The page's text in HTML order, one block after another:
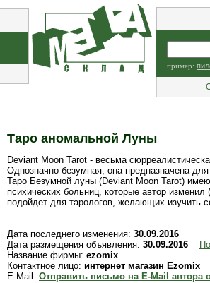
пример:
Таро аномальной Луны
Deviant Moon Tarot - весьма
Однозначно безумная, она предназначена
Таро Безумной луны (Deviant Moon Tarot)
психических больниц, которые автор
подойдет для тарологов, желающих изучить
Дата последнего изменения: 30.09.2016
Дата размещения объявления: 30.09.2016
Название фирмы: ezomix
Контактное лицо: интернет магазин Ezomix
E-Mail: Отправить письмо на E-Mail автора